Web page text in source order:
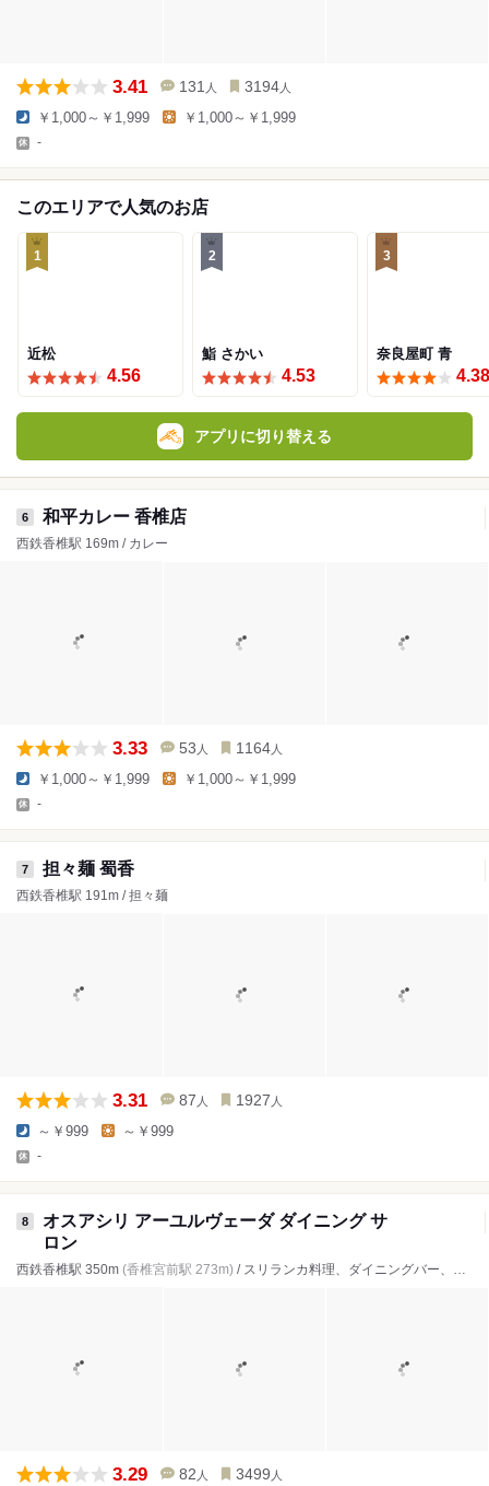
3.41 131 人 3194 人
￥1,000～￥1,999 ￥1,000～￥1,999
-
このエリアで人気のお店
1
近松
4.56
2
鮨 さかい
4.53
3
奈良屋町 青
4.38
アプリに切り替える
6 和平カレー 香椎店
西鉄香椎駅 169m / カレー
3.33 53 人 1164 人
￥1,000～￥1,999 ￥1,000～￥1,999
-
7 担々麺 蜀香
西鉄香椎駅 191m / 担々麺
3.31 87 人 1927 人
～￥999 ～￥999
-
8
オスアシリ アーユルヴェーダ ダイニング サ
ロン
西鉄香椎駅 350m (香椎宮前駅 273m) / スリランカ料理、ダイニングバー、スープカレー
3.29 82 人 3499 人